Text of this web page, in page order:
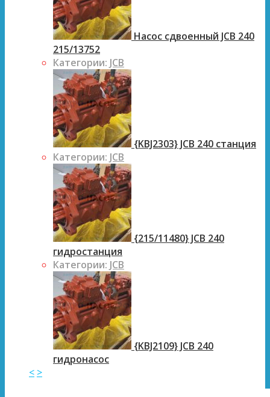
Насос сдвоенный JCB 240
215/13752
Категории: JCB
{KBJ2303} JCB 240 станция
Категории: JCB
{215/11480} JCB 240
гидростанция
Категории: JCB
{KBJ2109} JCB 240
гидронасос
< >